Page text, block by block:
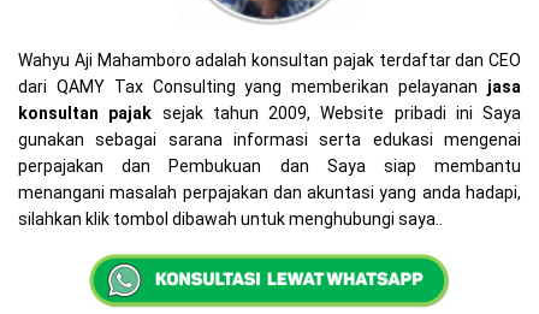
Wahyu Aji Mahamboro adalah konsultan pajak terdaftar dan CEO
dari QAMY Tax Consulting yang memberikan pelayanan jasa
konsultan pajak sejak tahun 2009, Website pribadi ini Saya
gunakan sebagai sarana informasi serta edukasi mengenai
perpajakan dan Pembukuan dan Saya siap membantu
menangani masalah perpajakan dan akuntasi yang anda hadapi,
silahkan klik tombol dibawah untuk menghubungi saya..